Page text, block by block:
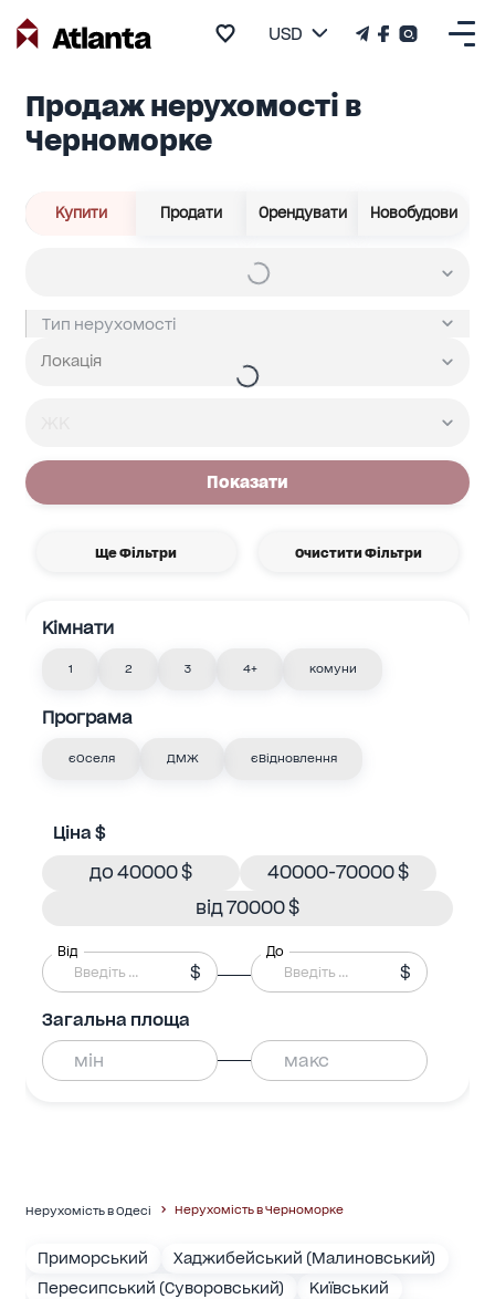
USD
Продаж нерухомості в
Черноморке
Купити Продати Орендувати Новобудови
Показати
Ще Фільтри Очистити Фільтри
Кімнати
1 2 3 4+ комуни
Програма
єОселя ДМЖ єВідновлення
Ціна $
до 40000 $
40000-70000 $
від 70000 $
Від
$
До
$
Загальна площа
Нерухомість в Одесі Нерухомість в Черноморке
Приморський
Хаджибейський (Малиновський)
Пересипський (Суворовський)
Київський